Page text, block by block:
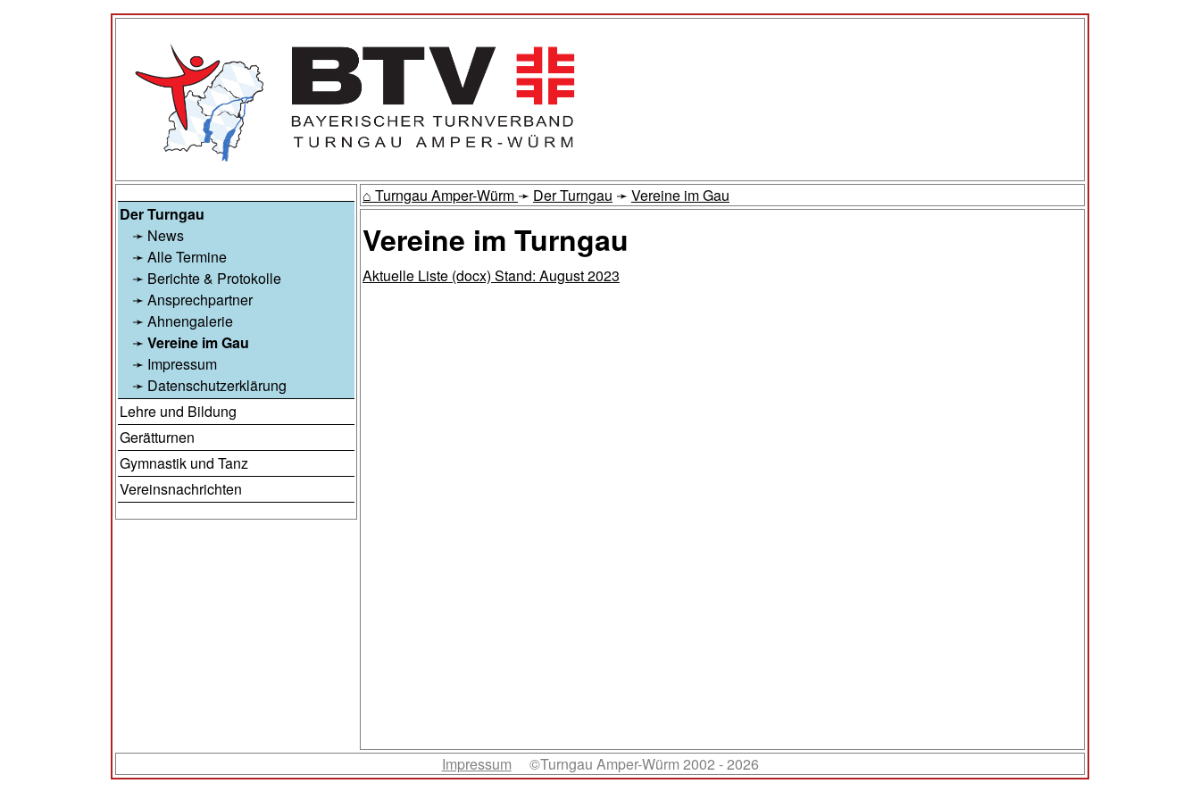
Der Turngau
News
Alle Termine
Berichte & Protokolle
Ansprechpartner
Ahnengalerie
Vereine im Gau
Impressum
Datenschutzerklärung
Lehre und Bildung
Gerätturnen
Gymnastik und Tanz
Vereinsnachrichten
⌂ Turngau Amper-Würm ➛ Der Turngau ➛ Vereine im Gau
Vereine im Turngau
Aktuelle Liste (docx) Stand: August 2023
Impressum ©Turngau Amper-Würm 2002 - 2026